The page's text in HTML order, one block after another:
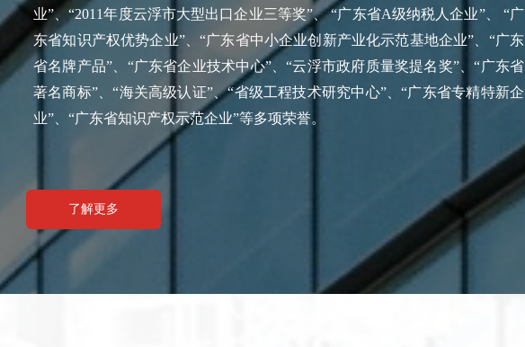
业”、“2011年度云浮市大型出口企业三等奖”、 “广东省A级纳税人企业”、 “广
东省知识产权优势企业”、“广东省中小企业创新产业化示范基地企业”、“广东
省名牌产品”、“广东省企业技术中心”、“云浮市政府质量奖提名奖”、“广东省
著名商标”、“海关高级认证”、“省级工程技术研究中心”、“广东省专精特新企
业”、“广东省知识产权示范企业”等多项荣誉。
了解更多